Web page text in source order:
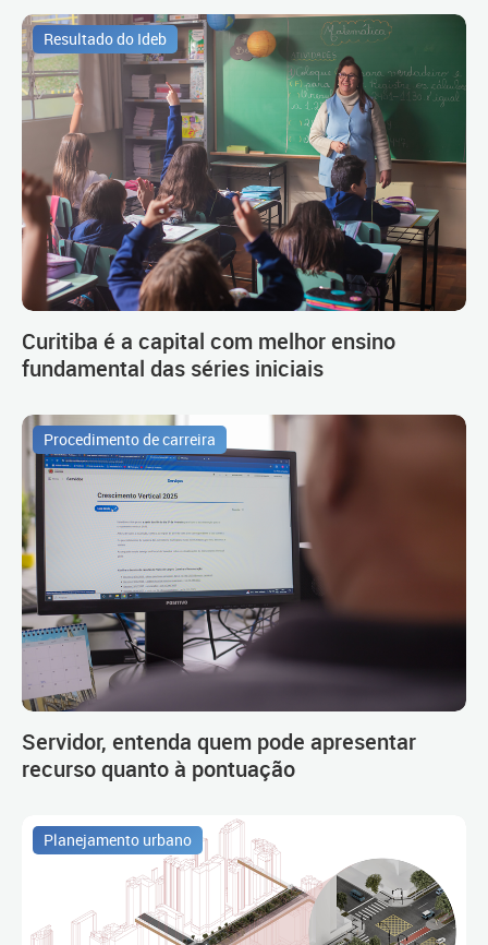
Resultado do Ideb
Curitiba é a capital com melhor ensino
fundamental das séries iniciais
Procedimento de carreira
Servidor, entenda quem pode apresentar
recurso quanto à pontuação
Planejamento urbano